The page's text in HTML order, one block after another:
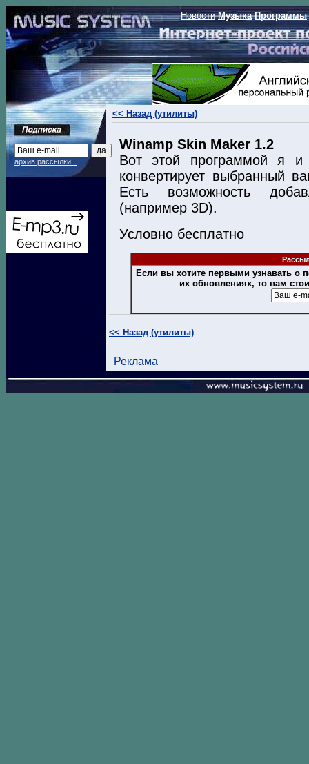
архив рассылки...
Новости Музыка Программы
<< Назад (утилиты)
Winamp Skin Maker 1.2
Вот этой программой я
конвертирует выбранный
Есть возможность
(например 3D).
Условно бесплатно
Если вы хотите первыми узнавать
их обновлениях, то вам
<< Назад (утилиты)
Реклама